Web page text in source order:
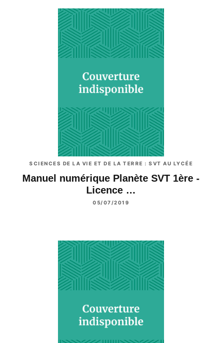
SCIENCES DE LA VIE ET DE LA TERRE : SVT AU LYCÉE
Manuel numérique Planète SVT 1ère -
Licence …
05/07/2019